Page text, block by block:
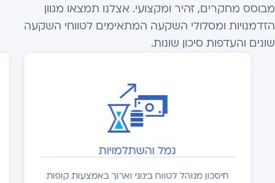
מבוסס מחקרים, זהיר ומקצועי. אצלנו תמצאו מגוון
הזדמנויות ומסלולי השקעה המתאימים לטווחי השקעה
שונים והעדפות סיכון שונות.
גמל והשתלמויות
חיסכון מנוהל לטווח בינוני וארוך באמצעות קופות